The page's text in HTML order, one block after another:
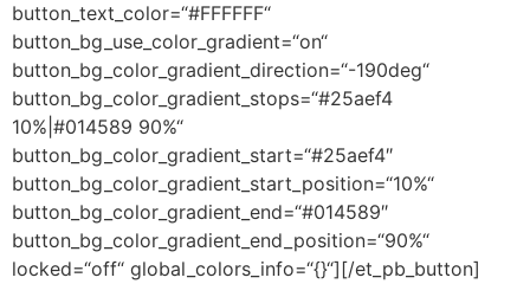
button_text_color=“#FFFFFF“
button_bg_use_color_gradient=“on“
button_bg_color_gradient_direction=“-190deg“
button_bg_color_gradient_stops=“#25aef4
10%|#014589 90%“
button_bg_color_gradient_start=“#25aef4″
button_bg_color_gradient_start_position=“10%“
button_bg_color_gradient_end=“#014589″
button_bg_color_gradient_end_position=“90%“
locked=“off“ global_colors_info=“{}“][/et_pb_button]